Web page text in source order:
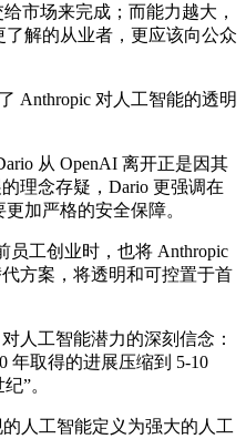
市场来完成；而能力越大，
解的从业者，更应该向公众
对人工智能的透明
从 OpenAI 离开正是因其
理念存疑，Dario 更强调在
加严格的安全保障。
工创业时，也将 Anthropic
方案，将透明和可控置于首
工智能潜力的深刻信念：
年取得的进展压缩到 5-10
”。
人工智能定义为强大的人工